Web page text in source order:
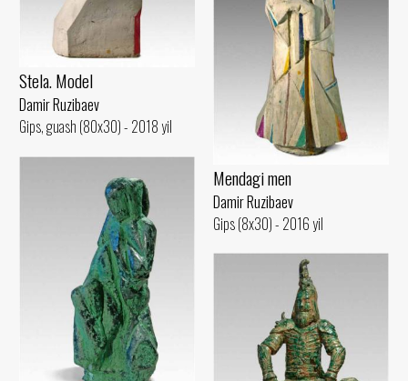
Stela. Model
Damir Ruzibaev
Gips, guash (80x30) - 2018 yil
Mendagi men
Damir Ruzibaev
Gips (8x30) - 2016 yil